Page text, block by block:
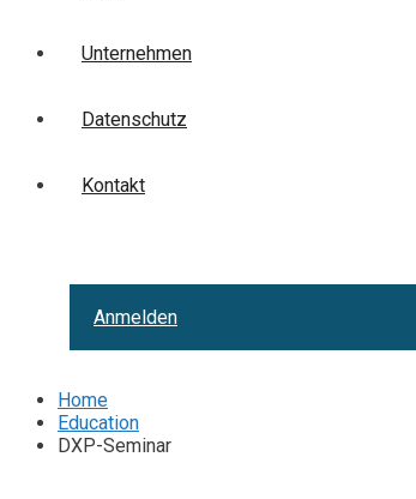
Unternehmen
Datenschutz
Kontakt
Anmelden
Home
Education
DXP-Seminar